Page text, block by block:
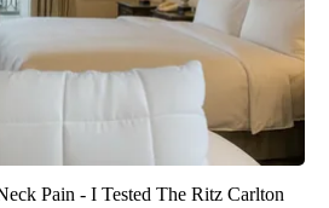
Pain - I Tested The Ritz Carlton